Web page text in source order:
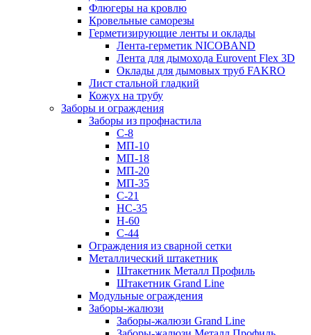
Флюгеры на кровлю
Кровельные саморезы
Герметизирующие ленты и оклады
Лента-герметик NICOBAND
Лента для дымохода Eurovent Flex 3D
Оклады для дымовых труб FAKRO
Лист стальной гладкий
Кожух на трубу
Заборы и ограждения
Заборы из профнастила
С-8
МП-10
МП-18
МП-20
МП-35
С-21
НС-35
Н-60
С-44
Ограждения из сварной сетки
Металлический штакетник
Штакетник Металл Профиль
Штакетник Grand Line
Модульные ограждения
Заборы-жалюзи
Заборы-жалюзи Grand Line